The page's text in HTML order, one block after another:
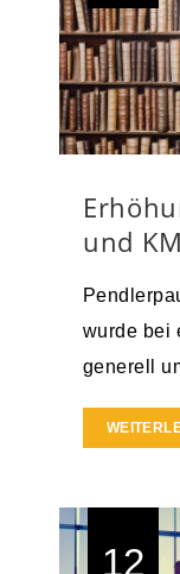
und
wurde bei
generell
12